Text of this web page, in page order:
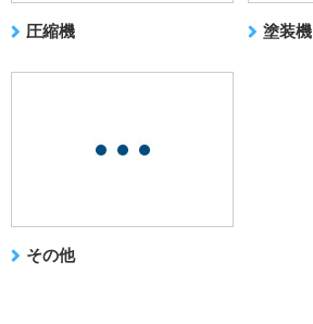
圧縮機 塗装機
その他